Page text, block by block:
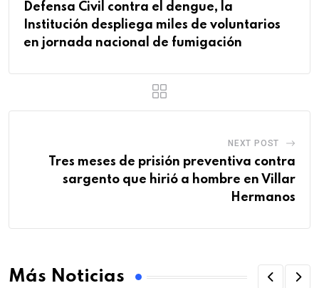
Defensa Civil contra el dengue, la
Institución despliega miles de voluntarios
en jornada nacional de fumigación
NEXT POST
Tres meses de prisión preventiva contra
sargento que hirió a hombre en Villar
Hermanos
Más Noticias